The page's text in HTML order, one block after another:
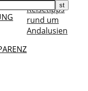
Reisetipps
rund um
Andalusien